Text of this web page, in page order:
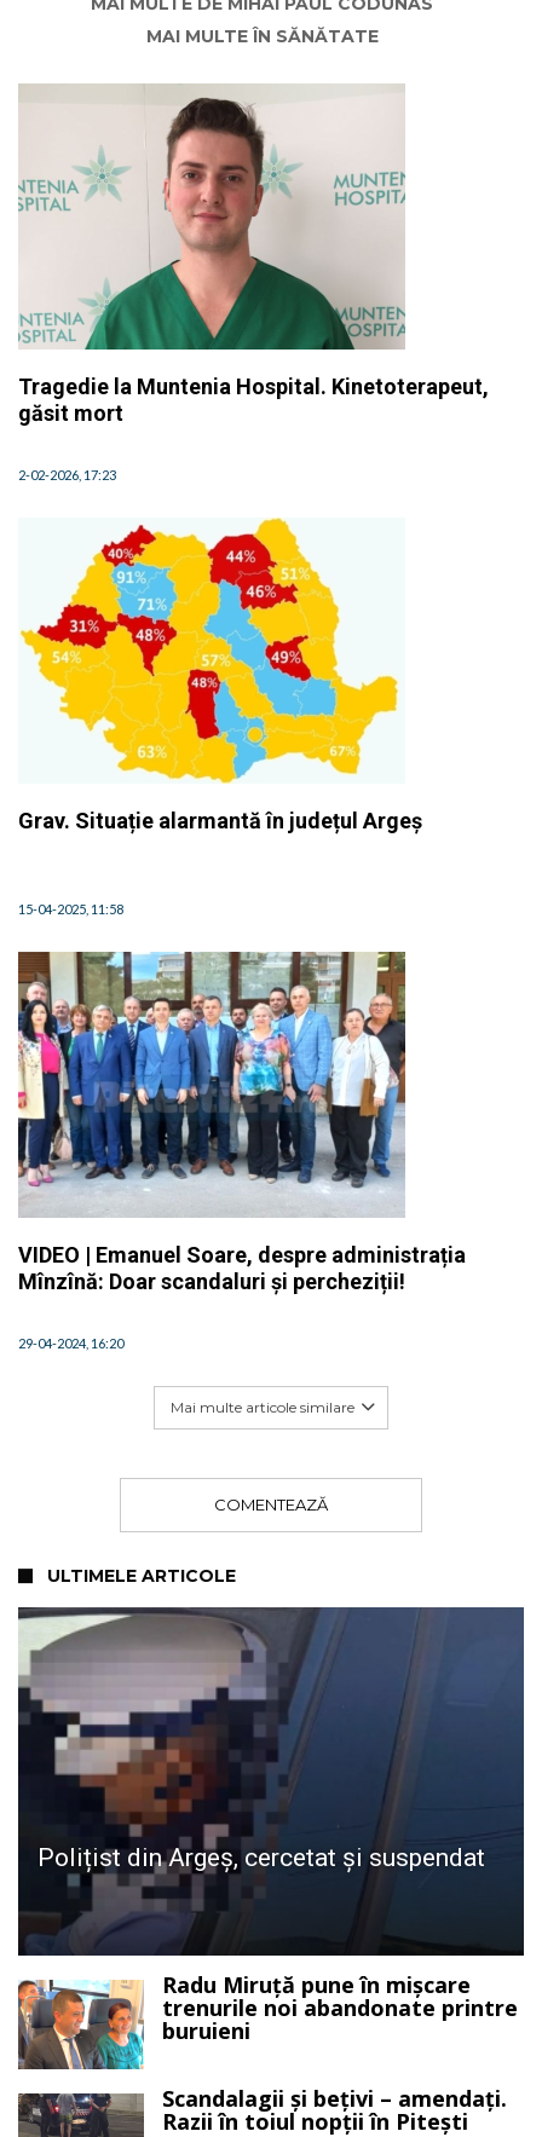
MAI MULTE ÎN SĂNĂTATE
Tragedie la Muntenia Hospital. Kinetoterapeut,
găsit mort
2-02-2026, 17:23
Grav. Situație alarmantă în județul Argeș
15-04-2025, 11:58
VIDEO | Emanuel Soare, despre administrația
Mînzînă: Doar scandaluri și percheziții!
29-04-2024, 16:20
Mai multe articole similare
COMENTEAZĂ
ULTIMELE ARTICOLE
Polițist din Argeș, cercetat și suspendat
Radu Miruță pune în mișcare
trenurile noi abandonate printre
buruieni
Scandalagii și bețivi – amendați.
Razii în toiul nopții în Pitești